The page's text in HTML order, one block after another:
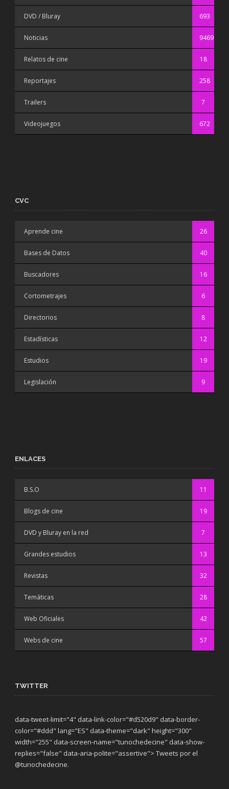
DVD / Bluray 693
Noticias 9469
Relatos de cine 18
Reportajes 258
Trailers 7
Videojuegos 672
CVC
Aprende cine 26
Bases de Datos 40
Buscadores 16
Cortometrajes 6
Directorios 8
Estadísticas 12
Estudios 19
Legislación 9
ENLACES
B.S.O 11
Blogs de cine 19
DVD y Bluray en la red 7
Grandes estudios 13
Revistas 32
Temáticas 28
Web Oficiales 42
Webs de cine 57
TWITTER
data-tweet-limit="4" data-link-color="#d520d9" data-border-
color="#ddd" lang="ES" data-theme="dark" height="300"
width="255" data-screen-name="tunochedecine" data-show-
replies="false" data-aria-polite="assertive"> Tweets por el
@tunochedecine.